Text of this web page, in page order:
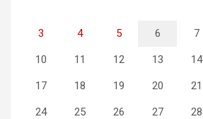
3 4 5 6 7
10 11 12 13 14
17 18 19 20 21
24 25 26 27 28